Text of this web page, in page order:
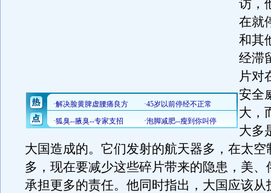
访，
在就
和其
经滞
片对
安全
大，
大多
大国造成的。它们发射的航天器多，在太空
多，现在要减少这些碎片带来的隐患，美、
承担更多的责任。他同时指出，大国应该从